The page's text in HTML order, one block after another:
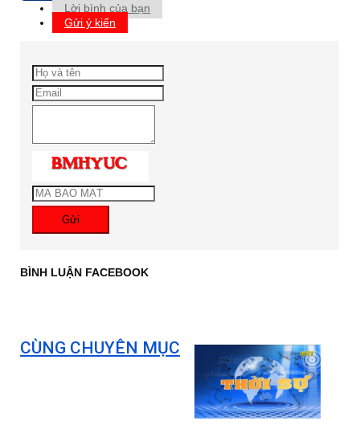
Lời bình của bạn
Gửi ý kiến
Gửi
BÌNH LUẬN FACEBOOK
CÙNG CHUYÊN MỤC